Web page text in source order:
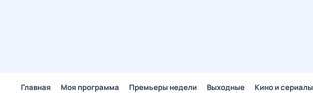
Главная Моя программа Премьеры недели Выходные Кино и сериалы